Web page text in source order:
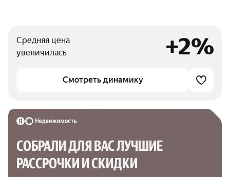
Средняя цена
увеличилась
+2%
Смотреть динамику
СОБРАЛИ ДЛЯ ВАС ЛУЧШИЕ
РАССРОЧКИ И СКИДКИ